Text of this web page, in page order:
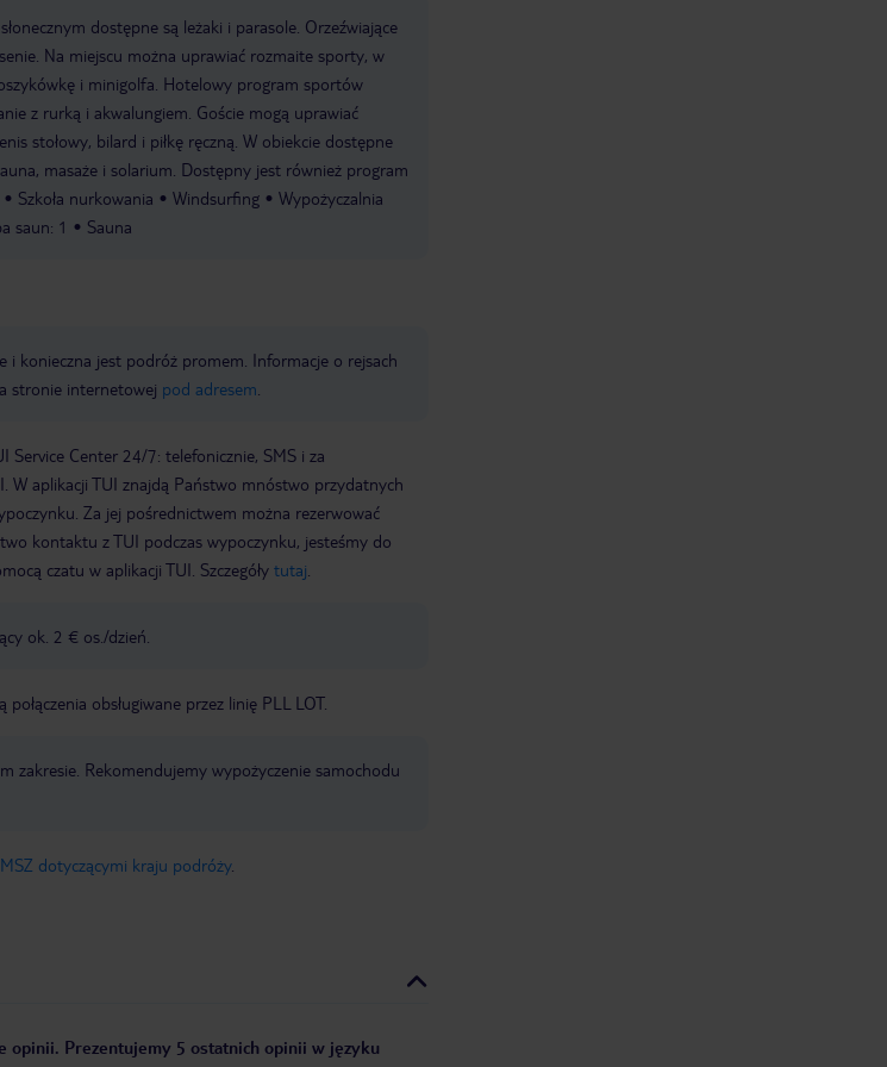
dostępne są leżaki i parasole. Orzeźwiające
Na miejscu można uprawiać rozmaite sporty, w
i minigolfa. Hotelowy program sportów
z rurką i akwalungiem. Goście mogą uprawiać
stołowy, bilard i piłkę ręczną. W obiekcie dostępne
masaże i solarium. Dostępny jest również program
Szkoła nurkowania Windsurfing
Wypożyczalnia
saun: 1 Sauna
i konieczna jest podróż promem. Informacje o rejsach
stronie internetowej pod adresem
Service Center 24/7: telefonicznie, SMS i za
W aplikacji TUI znajdą Państwo mnóstwo przydatnych
Za jej pośrednictwem można rezerwować
kontaktu z TUI podczas wypoczynku, jesteśmy do
czatu w aplikacji TUI. Szczegóły tutaj
ok. 2 € os./dzień.
obsługiwane przez linię PLL LOT.
zakresie. Rekomendujemy wypożyczenie samochodu
dotyczącymi kraju podróży.
opinii. Prezentujemy 5 ostatnich opinii w języku